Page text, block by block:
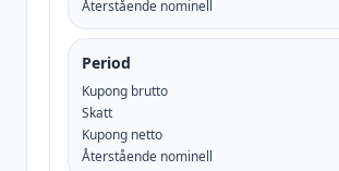
Återstående nominell
Period
Kupong brutto
Skatt
Kupong netto
Återstående nominell